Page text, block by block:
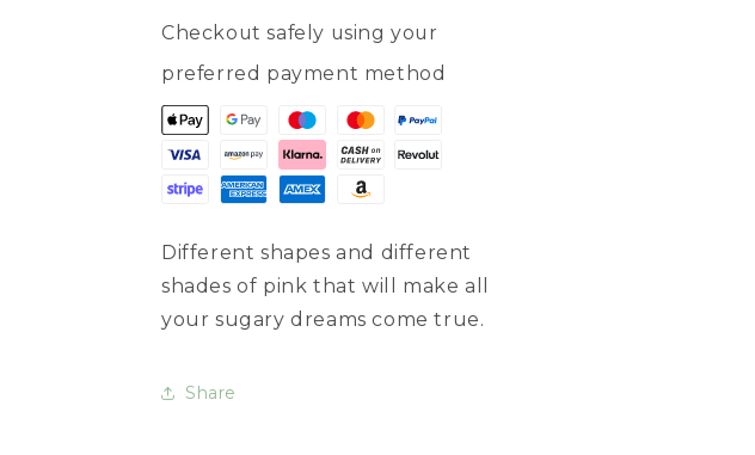
Checkout safely using your
preferred payment method
Different shapes and different
shades of pink that will make all
your sugary dreams come true.
Share